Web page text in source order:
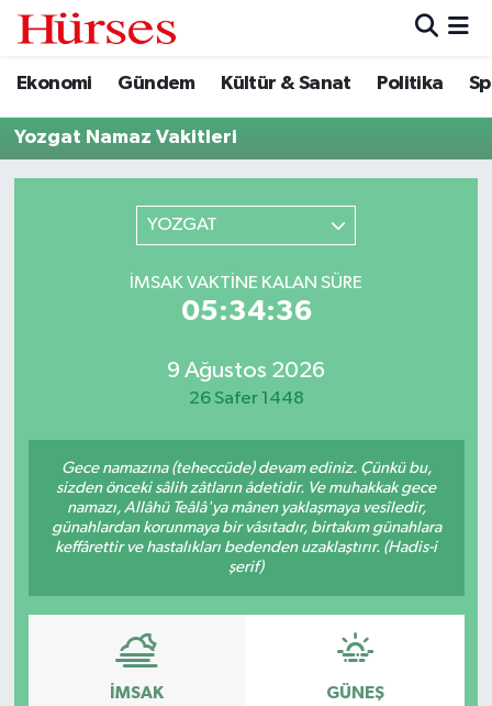
Ekonomi Gündem Kültür & Sanat Politika
Yozgat Namaz Vakitleri
YOZGAT
İMSAK VAKTINE KALAN SÜRE
05:34:36
9 Ağustos 2026
26 Safer 1448
Gece namazına (teheccüde) devam ediniz. Çünkü bu,
sizden önceki sâlih zâtların âdetidir. Ve muhakkak gece
namazı, Allâhü Teâlâ'ya mânen yaklaşmaya vesîledir,
günahlardan korunmaya bir vâsıtadır, birtakım günahlara
keffârettir ve hastalıkları bedenden uzaklaştırır. (Hadis-i
şerif)
İMSAK GÜNEŞ
Ekonomi
Gündem
Hava Durumu
Trafik Durumu
Tüm Manşetler
Son Dakika Haberleri